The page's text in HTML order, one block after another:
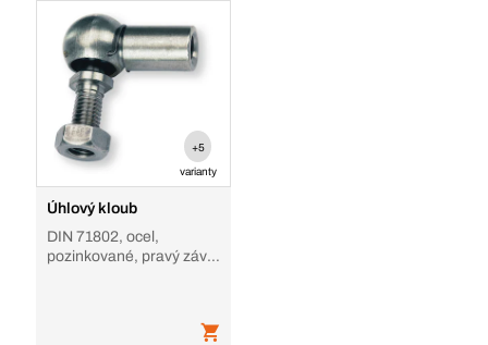
+5
varianty
Úhlový kloub
DIN 71802, ocel,
pozinkované, pravý závit,